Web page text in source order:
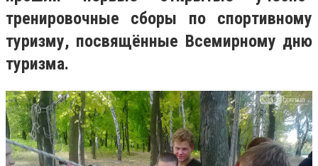
тренировочные сборы по спортивному
туризму, посвящённые Всемирному дню
туризма.